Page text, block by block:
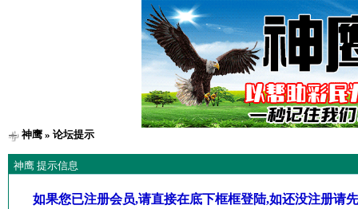
神鹰» 论坛提示
神鹰 提示信息
如果您已注册会员,请直接在底下框框登陆,如还没注册请